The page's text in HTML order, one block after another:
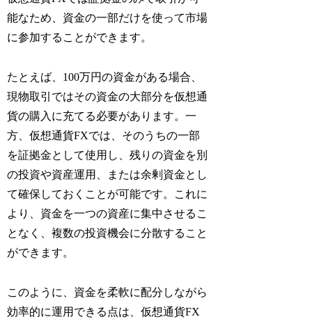
能なため、資金の一部だけを使って市場
に参加することができます。
たとえば、100万円の資金がある場合、
現物取引ではその資金の大部分を仮想通
貨の購入に充てる必要があります。一
方、仮想通貨FXでは、そのうちの一部
を証拠金として使用し、残りの資金を別
の投資や資産運用、または余剰資金とし
て確保しておくことが可能です。これに
より、資金を一つの資産に集中させるこ
となく、複数の投資機会に分散すること
ができます。
このように、資金を柔軟に配分しながら
効率的に運用できる点は、仮想通貨FX